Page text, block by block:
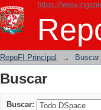
https://
Buscar
RepoFI Principal → Buscar
Buscar
Buscar: